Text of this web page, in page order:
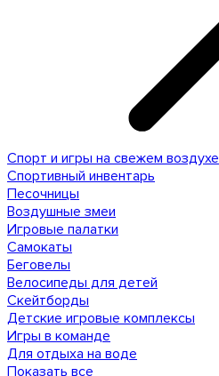
Спорт и игры на свежем воздухе
Спортивный инвентарь
Песочницы
Воздушные змеи
Игровые палатки
Самокаты
Беговелы
Велосипеды для детей
Скейтборды
Детские игровые комплексы
Игры в команде
Для отдыха на воде
Показать все